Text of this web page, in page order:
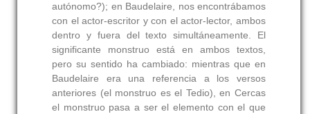
autónomo?); en Baudelaire, nos encontrábamos
con el actor-escritor y con el actor-lector, ambos
dentro y fuera del texto simultáneamente. El
significante monstruo está en ambos textos,
pero su sentido ha cambiado: mientras que en
Baudelaire era una referencia a los versos
anteriores (el monstruo es el Tedio), en Cercas
el monstruo pasa a ser el elemento con el que